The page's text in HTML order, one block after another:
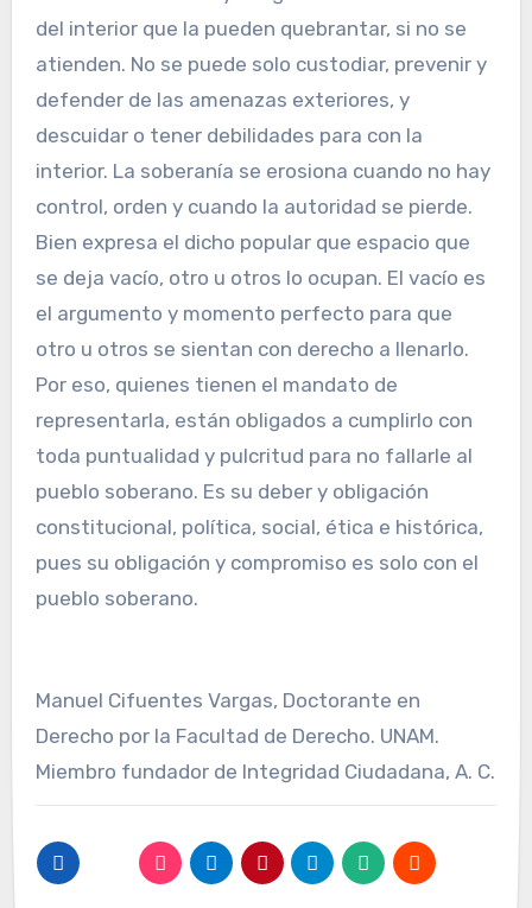
del interior que la pueden quebrantar, si no se
atienden. No se puede solo custodiar, prevenir y
defender de las amenazas exteriores, y
descuidar o tener debilidades para con la
interior. La soberanía se erosiona cuando no hay
control, orden y cuando la autoridad se pierde.
Bien expresa el dicho popular que espacio que
se deja vacío, otro u otros lo ocupan. El vacío es
el argumento y momento perfecto para que
otro u otros se sientan con derecho a llenarlo.
Por eso, quienes tienen el mandato de
representarla, están obligados a cumplirlo con
toda puntualidad y pulcritud para no fallarle al
pueblo soberano. Es su deber y obligación
constitucional, política, social, ética e histórica,
pues su obligación y compromiso es solo con el
pueblo soberano.
Manuel Cifuentes Vargas, Doctorante en
Derecho por la Facultad de Derecho. UNAM.
Miembro fundador de Integridad Ciudadana, A. C.